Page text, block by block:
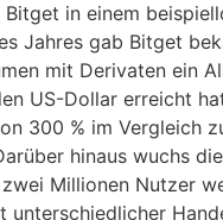
in einem
Jahres gab Bitget
mit Derivaten ein
US-Dollar erreicht
300 % im Vergleich
hinaus wuchs
Millionen Nutzer
unterschiedlicher